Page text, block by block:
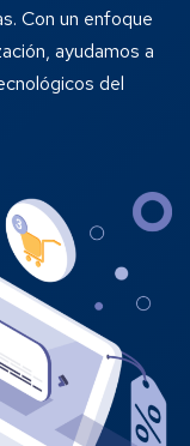
Con un enfoque
ayudamos a
del